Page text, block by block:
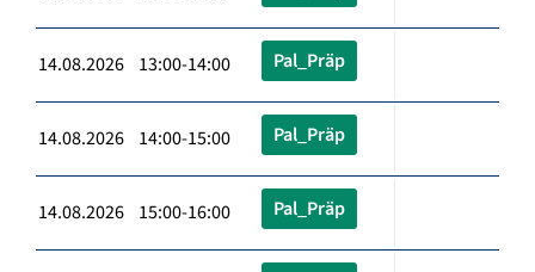
14.08.2026 13:00-14:00 Pal_Präp
14.08.2026 14:00-15:00 Pal_Präp
14.08.2026 15:00-16:00 Pal_Präp